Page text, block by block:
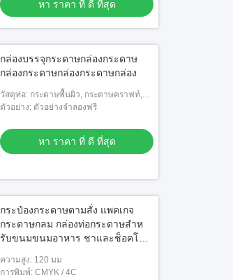
หา ราคา ที่ ดี ที่สุด
กล่องบรรจุกระดาษกล่องกระดาษ
กล่องกระดาษกล่องกระดาษกล่อง
วัสดุท่อ: กระดาษพื้นผิว, กระดาษคราฟท์,
ศิลปะ PAPE
ตัวอย่าง: ตัวอย่างจำลองฟรี
หา ราคา ที่ ดี ที่สุด
กระป๋องกระดาษตามสั่ง แพคเกจ
กระดาษกลม กล่องท่อกระดาษสําห
รับขนมขนมอาหาร ชาและช็อคโก
ความสูง: 120 มม
การพิมพ์: CMYK / 4C